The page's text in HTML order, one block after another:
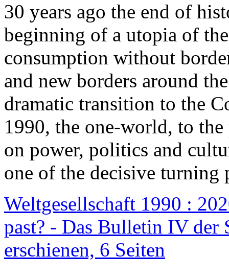
30 years ago the end of
beginning of a utopia of
consumption without
and new borders around
dramatic transition to the
1990, the one-world, to the
on power, politics and
one of the decisive turning
Weltgesellschaft 1990 :
past? - Das Bulletin IV der
erschienen, 6 Seiten